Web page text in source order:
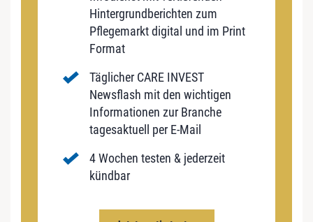
Hintergrundberichten zum
Pflegemarkt digital und im Print
Format
Täglicher CARE INVEST
Newsflash mit den wichtigen
Informationen zur Branche
tagesaktuell per E-Mail
4 Wochen testen & jederzeit
kündbar